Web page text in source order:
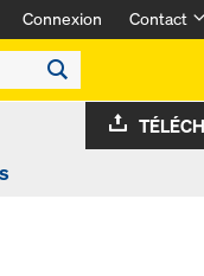
Connexion Contact